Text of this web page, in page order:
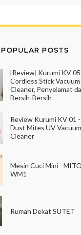
POPULAR POSTS
[Review] Kurumi KV
Cordless Stick Vacuum
Cleaner, Penyelamat
Bersih-Bersih
Review Kurumi KV 01
Dust Mites UV Vacuum
Cleaner
Mesin Cuci Mini - MITO
WM1
Rumah Dekat SUTET